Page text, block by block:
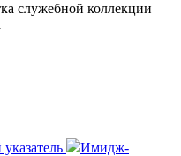
служебной коллекции
Имидж-